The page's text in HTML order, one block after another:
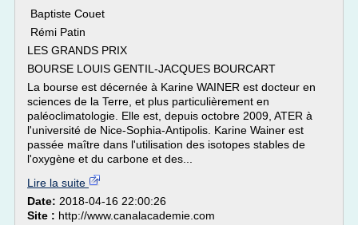
Baptiste Couet
Rémi Patin
LES GRANDS PRIX
BOURSE LOUIS GENTIL-JACQUES BOURCART
La bourse est décernée à Karine WAINER est docteur en
sciences de la Terre, et plus particulièrement en
paléoclimatologie. Elle est, depuis octobre 2009, ATER à
l'université de Nice-Sophia-Antipolis. Karine Wainer est
passée maître dans l'utilisation des isotopes stables de
l'oxygène et du carbone et des...
Lire la suite
Date: 2018-04-16 22:00:26
Site : http://www.canalacademie.com